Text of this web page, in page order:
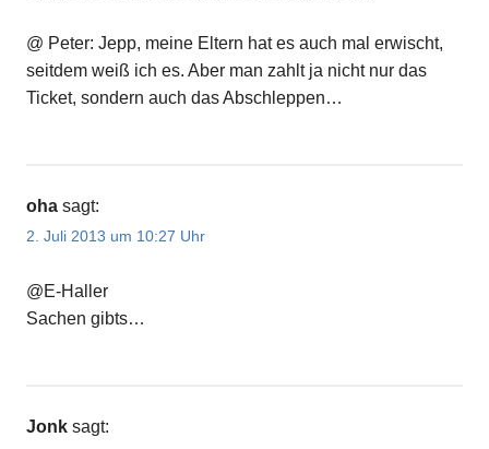
@ Peter: Jepp, meine Eltern hat es auch mal erwischt,
seitdem weiß ich es. Aber man zahlt ja nicht nur das
Ticket, sondern auch das Abschleppen…
oha sagt:
2. Juli 2013 um 10:27 Uhr
@E-Haller
Sachen gibts…
Jonk sagt: